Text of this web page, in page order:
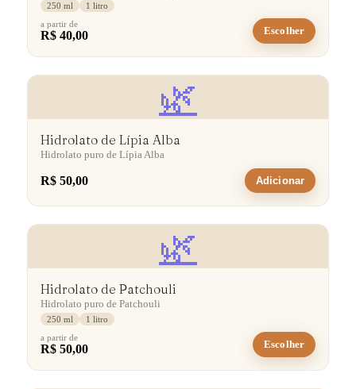
250 ml
1 litro
a partir de
R$ 40,00 Escolher
🌿
Hidrolato de Lípia Alba
Hidrolato puro de Lípia Alba
R$ 50,00 Adicionar
🌿
Hidrolato de Patchouli
Hidrolato puro de Patchouli
250 ml
1 litro
a partir de
R$ 50,00 Escolher